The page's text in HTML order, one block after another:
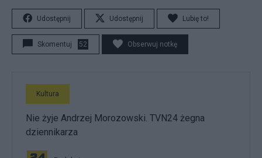
Udostępnij Udostępnij Lubię to!
Skomentuj 52 Obserwuj notkę
Kultura
Nie żyje Andrzej Morozowski. TVN24 żegna
dziennikarza